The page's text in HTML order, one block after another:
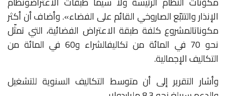
الإنذاروالتتبّعالصاروخيالقائمعلىالفضاء».وأضافأنأكثر
مكوناتالمشروع كلفة طبقة الاعتراض الفضائية، التي تمثّل
نحو70 في المائة من تكاليفالشراء و60 في المائة من
التكاليفالإجمالية.
وأشار التقرير إلى أن متوسط التكاليف السنوية للتشغيل